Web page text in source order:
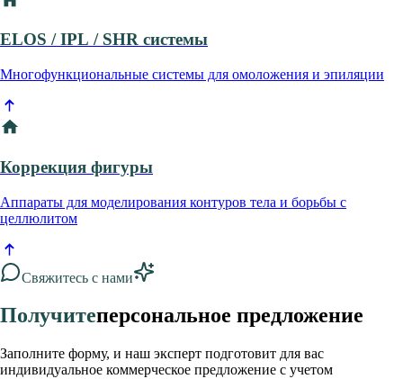
ELOS / IPL / SHR системы
Многофункциональные системы для омоложения и эпиляции
Коррекция фигуры
Аппараты для моделирования контуров тела и борьбы с
целлюлитом
Свяжитесь с нами
Получитеперсональное предложение
Заполните форму, и наш эксперт подготовит для вас
индивидуальное коммерческое предложение с учетом